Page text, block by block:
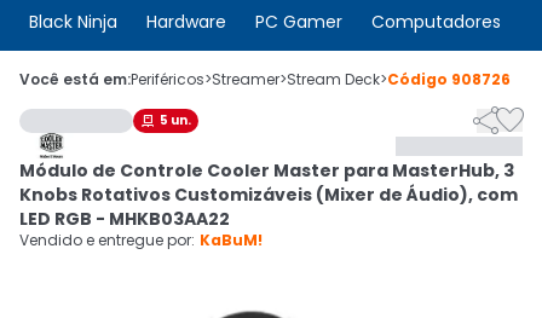
Black Ninja Hardware PC Gamer Computadores
 Olá. Acesse sua conta
 Departamentos
Cupons
Mais Vendidos
CADASTRE-SE
Você está em:Periféricos>Streamer>Stream Deck>Código 908726
 5 un. 
Módulo de Controle Cooler Master para MasterHub, 3
Knobs Rotativos Customizáveis (Mixer de Áudio), com
LED RGB - MHKB03AA22
Vendido e entregue por: KaBuM!